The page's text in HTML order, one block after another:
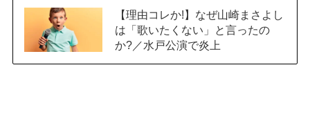
【理由コレか!】なぜ山崎まさよし
は「歌いたくない」と言ったの
か?／水戸公演で炎上